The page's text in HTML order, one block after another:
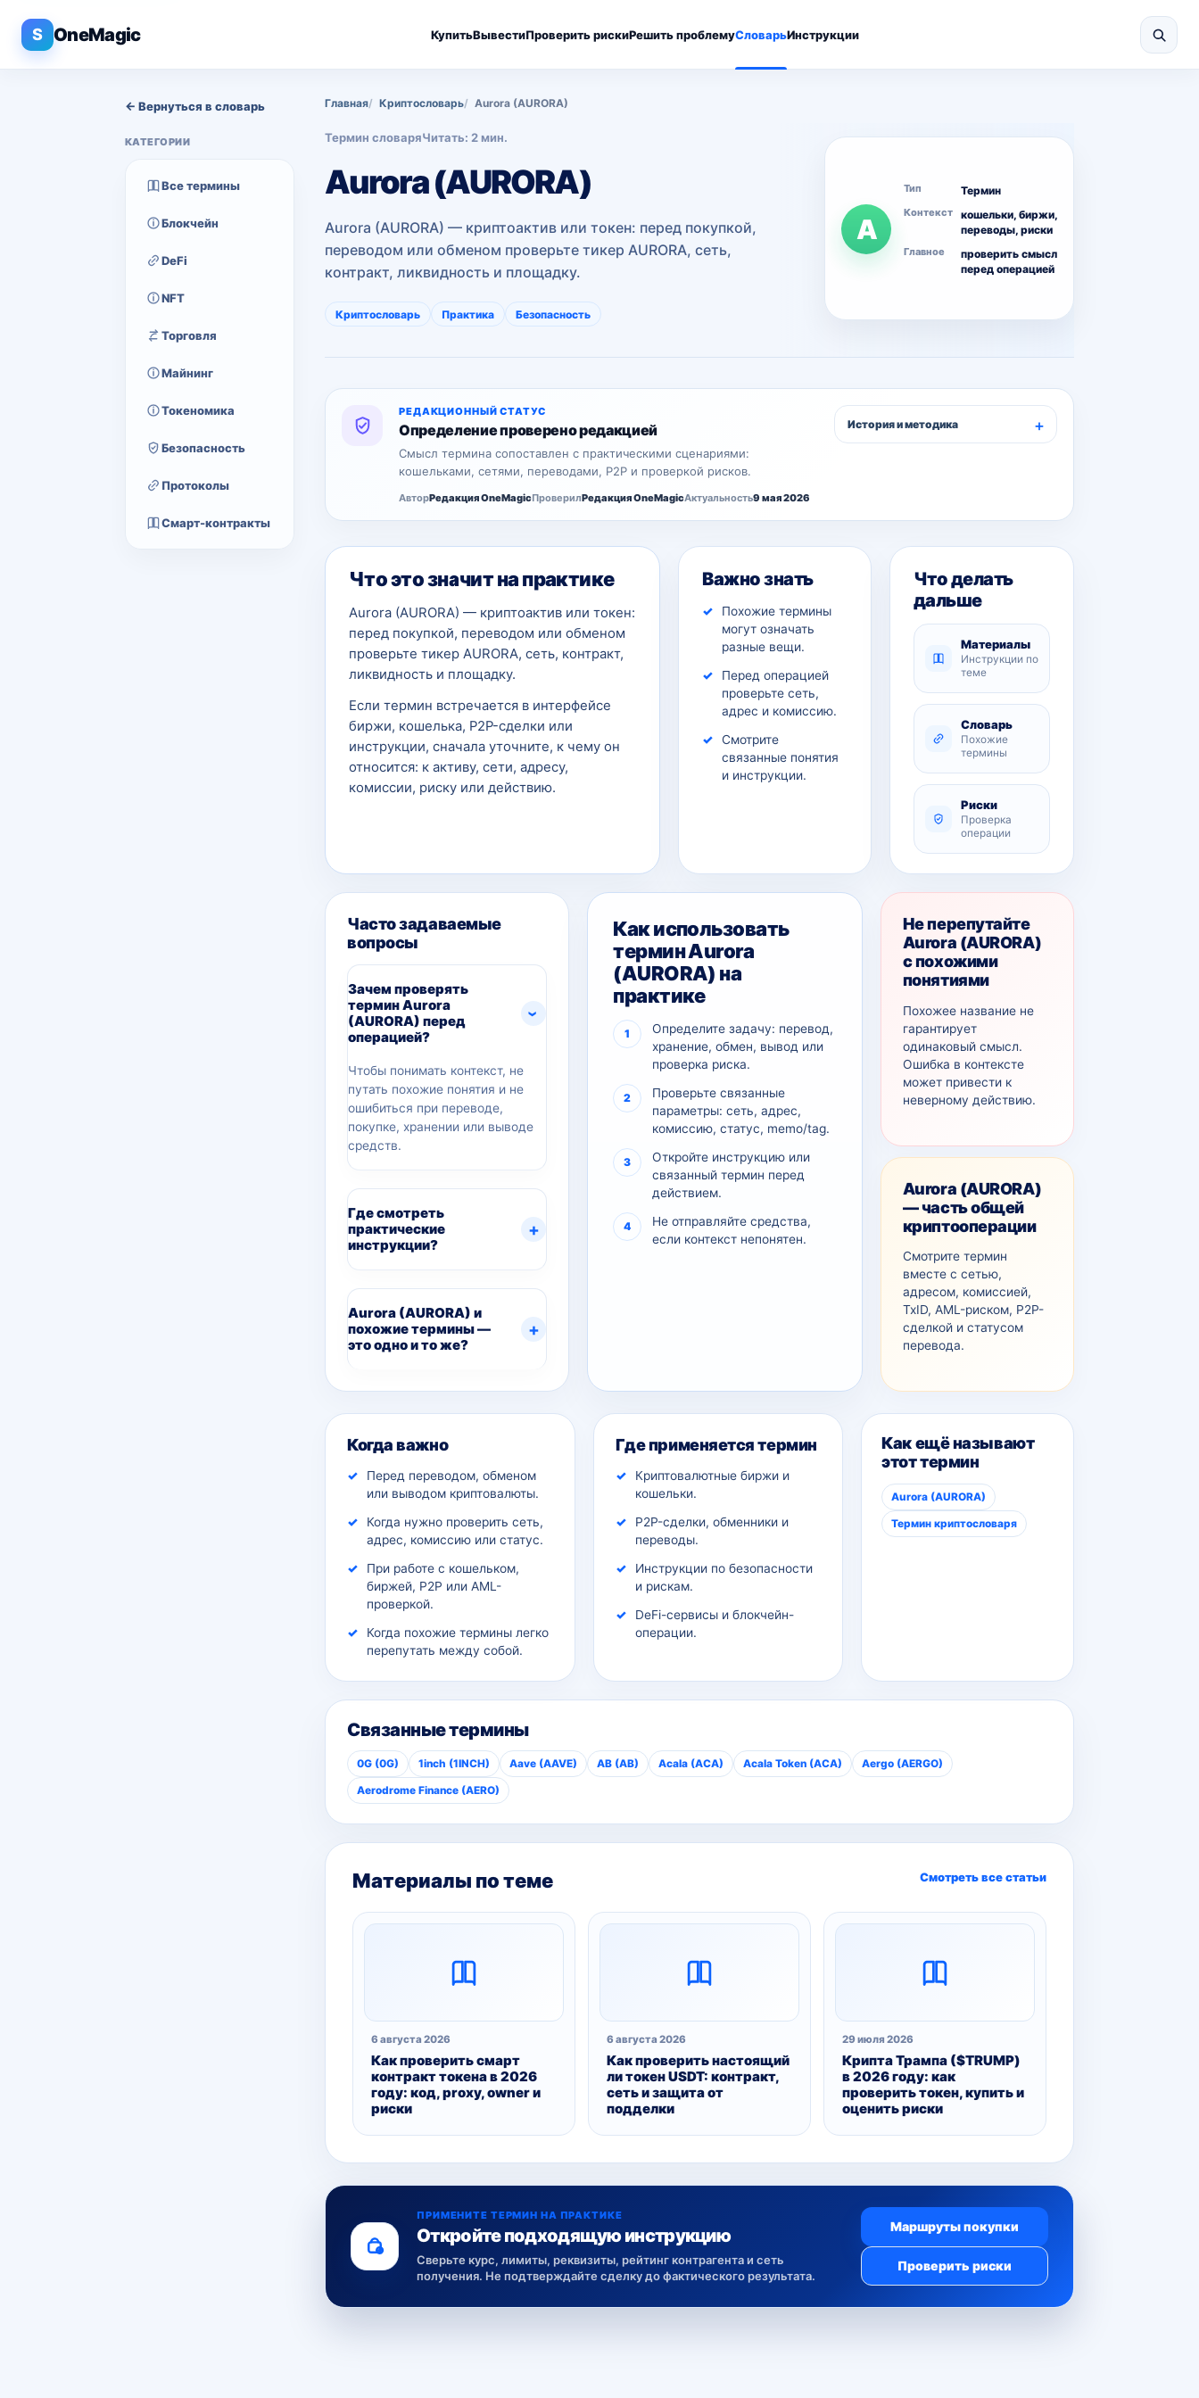
S OneMagic КупитьВывестиПроверить рискиРешить проблемуСловарьИнструкции
← Вернуться в словарь
КАТЕГОРИИ
Все термины
Блокчейн
DeFi
NFT
Торговля
Майнинг
Токеномика
Безопасность
Протоколы
Смарт-контракты
Главная Криптословарь Aurora (AURORA)
Термин словаряЧитать: 2 мин.
Aurora (AURORA)
Aurora (AURORA) — криптоактив или токен: перед покупкой,
переводом или обменом проверьте тикер AURORA, сеть,
контракт, ликвидность и площадку.
Криптословарь Практика Безопасность
A
Тип Термин
Контекст
кошельки, биржи,
переводы, риски
Главное
проверить смысл
перед операцией
РЕДАКЦИОННЫЙ СТАТУС
Определение проверено редакцией
Смысл термина сопоставлен с практическими сценариями:
кошельками, сетями, переводами, P2P и проверкой рисков.
АвторРедакция OneMagicПроверилРедакция OneMagicАктуальность9 мая 2026
История и методика
Что это значит на практике
Aurora (AURORA) — криптоактив или токен:
перед покупкой, переводом или обменом
проверьте тикер AURORA, сеть, контракт,
ликвидность и площадку.
Если термин встречается в интерфейсе
биржи, кошелька, P2P-сделки или
инструкции, сначала уточните, к чему он
относится: к активу, сети, адресу,
комиссии, риску или действию.
Важно знать
Похожие термины
могут означать
разные вещи.
Перед операцией
проверьте сеть,
адрес и комиссию.
Смотрите
связанные понятия
и инструкции.
Что делать
дальше
Материалы
Инструкции по
теме
Словарь
Похожие
термины
Риски
Проверка
операции
Часто задаваемые
вопросы
Зачем проверять
термин Aurora
(AURORA) перед
операцией?
Чтобы понимать контекст, не
путать похожие понятия и не
ошибиться при переводе,
покупке, хранении или выводе
средств.
Где смотреть
практические
инструкции?
Aurora (AURORA) и
похожие термины —
это одно и то же?
Как использовать
термин Aurora
(AURORA) на
практике
Определите задачу: перевод,
хранение, обмен, вывод или
проверка риска.
Проверьте связанные
параметры: сеть, адрес,
комиссию, статус, memo/tag.
Откройте инструкцию или
связанный термин перед
действием.
Не отправляйте средства,
если контекст непонятен.
Не перепутайте
Aurora (AURORA)
с похожими
понятиями
Похожее название не
гарантирует
одинаковый смысл.
Ошибка в контексте
может привести к
неверному действию.
Aurora (AURORA)
— часть общей
криптооперации
Смотрите термин
вместе с сетью,
адресом, комиссией,
TxID, AML-рискoм, P2P-
сделкой и статусом
перевода.
Дополнительный контекст
Когда важно
Перед переводом, обменом
или выводом криптовалюты.
Когда нужно проверить сеть,
адрес, комиссию или статус.
При работе с кошельком,
биржей, P2P или AML-
проверкой.
Когда похожие термины легко
перепутать между собой.
Где применяется термин
Криптовалютные биржи и
кошельки.
P2P-сделки, обменники и
переводы.
Инструкции по безопасности
и рискам.
DeFi-сервисы и блокчейн-
операции.
Как ещё называют
этот термин
Aurora (AURORA)
Термин криптословаря
Связанные термины
0G (0G) 1inch (1INCH) Aave (AAVE) AB (AB) Acala (ACA) Acala Token (ACA) Aergo (AERGO)
Aerodrome Finance (AERO)
Материалы по теме Смотреть все статьи
6 августа 2026
Как проверить смарт
контракт токена в 2026
году: код, proxy, owner и
риски
6 августа 2026
Как проверить настоящий
ли токен USDT: контракт,
сеть и защита от
подделки
29 июля 2026
Крипта Трампа ($TRUMP)
в 2026 году: как
проверить токен, купить и
оценить риски
ПРИМЕНИТЕ ТЕРМИН НА ПРАКТИКЕ
Откройте подходящую инструкцию
Сверьте курс, лимиты, реквизиты, рейтинг контрагента и сеть
получения. Не подтверждайте сделку до фактического результата.
Маршруты покупки
Проверить риски